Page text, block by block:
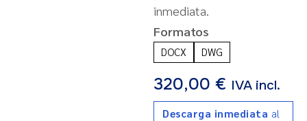
inmediata.
Formatos
DOCX DWG
320,00 € IVA incl.
Descarga inmediata al